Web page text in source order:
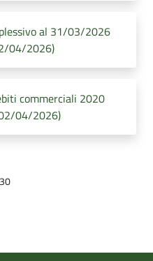
al 31/03/2026
04/2026)
commerciali 2020
04/2026)